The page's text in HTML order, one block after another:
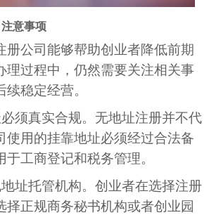
意事项
册公司能够帮助创业者降低前期
理过程中，仍然需要关注相关事
稳定经营。
须真实合规。无地址注册并不代
使用的挂靠地址必须经过合法备
工商登记和税务管理。
址托管机构。创业者在选择注册
择正规商务秘书机构或者创业园